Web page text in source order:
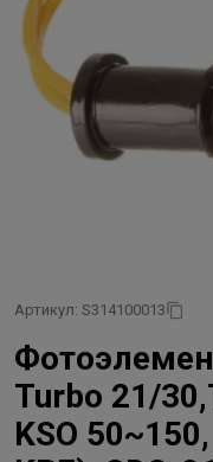
Артикул: S314100013
Turbo 21/
KSO